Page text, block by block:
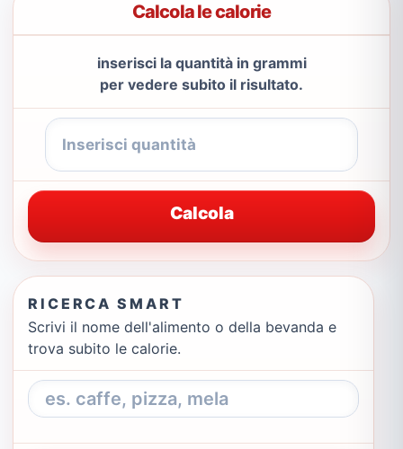
Calcola le calorie
inserisci la quantità in grammi
per vedere subito il risultato.
Calcola
RICERCA SMART
Scrivi il nome dell'alimento o della bevanda e
trova subito le calorie.